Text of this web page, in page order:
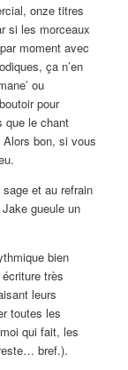
onze titres
si les morceaux
moment avec
ça n’en
ou
pour
que le chant
Alors bon, si vous
et au refrain
gueule un
bien
très
leurs
toutes les
qui fait, les
bref.).